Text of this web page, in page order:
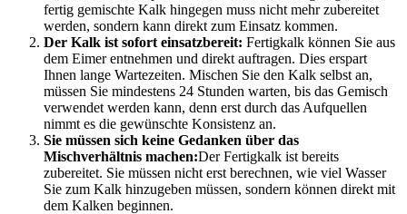
fertig gemischte Kalk hingegen muss nicht mehr zubereitet
werden, sondern kann direkt zum Einsatz kommen.
Der Kalk ist sofort einsatzbereit: Fertigkalk können Sie aus
dem Eimer entnehmen und direkt auftragen. Dies erspart
Ihnen lange Wartezeiten. Mischen Sie den Kalk selbst an,
müssen Sie mindestens 24 Stunden warten, bis das Gemisch
verwendet werden kann, denn erst durch das Aufquellen
nimmt es die gewünschte Konsistenz an.
Sie müssen sich keine Gedanken über das
Mischverhältnis machen:Der Fertigkalk ist bereits
zubereitet. Sie müssen nicht erst berechnen, wie viel Wasser
Sie zum Kalk hinzugeben müssen, sondern können direkt mit
dem Kalken beginnen.